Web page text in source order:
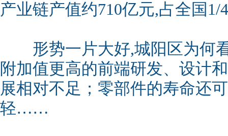
产业链产值约710亿元,占全国1/
形势一片大好,城阳区为何
附加值更高的前端研发、设计
展相对不足；零部件的寿命还
轻……